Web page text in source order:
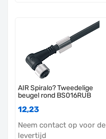
AIR Spiralo? Tweedelige
beugel rond BS016RUB
12,23
Neem contact op voor de
levertijd